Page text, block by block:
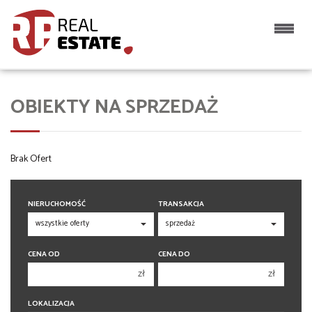
OBIEKTY NA SPRZEDAŻ
Brak Ofert
NIERUCHOMOŚĆ TRANSAKCJA
CENA OD
zł
CENA DO
zł
LOKALIZACJA